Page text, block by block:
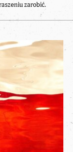
zarobić.